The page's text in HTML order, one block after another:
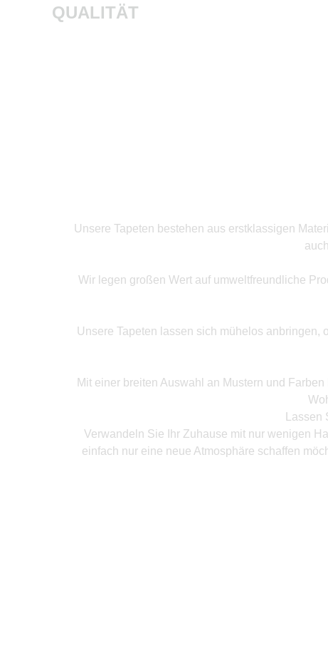
QUALITÄT
Unsere Tapeten bestehen aus erstklassigen
Wir legen großen Wert auf umweltfreundliche
Unsere Tapeten lassen sich mühelos
Mit einer breiten Auswahl an Mustern und
Verwandeln Sie Ihr Zuhause mit nur wenigen
einfach nur eine neue Atmosphäre schaffen